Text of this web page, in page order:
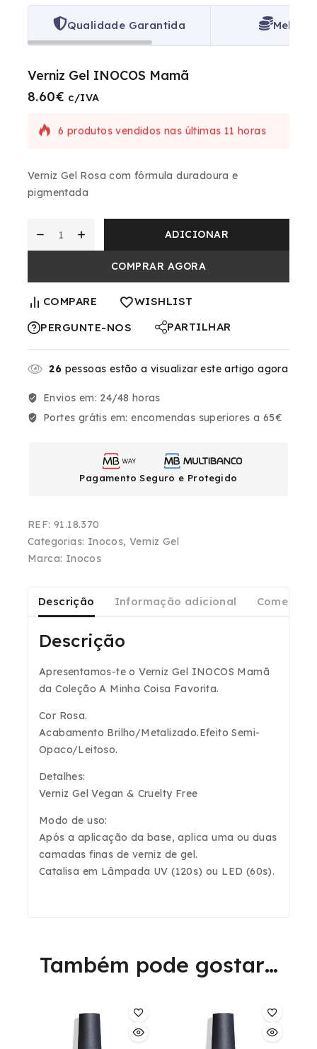
Qualidade Garantida Melhor
Verniz Gel INOCOS Mamã
8.60€ c/IVA
6 produtos vendidos nas últimas 11 horas
Escolha certa!! Mais de 4 pessoas têm no
Verniz Gel Rosa com fórmula duradoura e
pigmentada
ADICIONAR
COMPRAR AGORA
COMPARE
WISHLIST
PERGUNTE-NOS
PARTILHAR
26 pessoas estão a visualizar este artigo agora
Envios em: 24/48 horas
Portes grátis em:encomendas superiores a 65€
Pagamento Seguro e Protegido
REF: 91.18.370
Categorias: Inocos,Verniz Gel
Marca: Inocos
Descrição Informação adicional
Descrição
Apresentamos-te o Verniz Gel INOCOS Mamã
da Coleção A Minha Coisa Favorita.
Cor Rosa.
Acabamento Brilho/Metalizado.Efeito Semi-
Opaco/Leitoso.
Detalhes:
Verniz Gel Vegan & Cruelty Free
Modo de uso:
Após a aplicação da base, aplica uma ou duas
camadas finas de verniz de gel.
Catalisa em Lâmpada UV (120s) ou LED (60s).
Também pode gostar…